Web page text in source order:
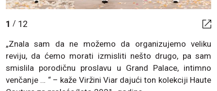
1 / 12
„Znala sam da ne možemo da organizujemo veliku
reviju, da ćemo morati izmisliti nešto drugo, pa sam
smislila porodičnu proslavu u Grand Palace, intimno
venčanje … “ – kaže Viržini Viar dajući ton kolekciji Haute